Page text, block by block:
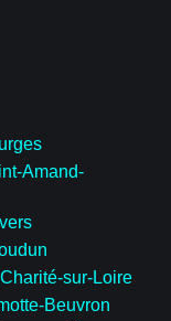
Amand-
sur-Loire
Beuvron